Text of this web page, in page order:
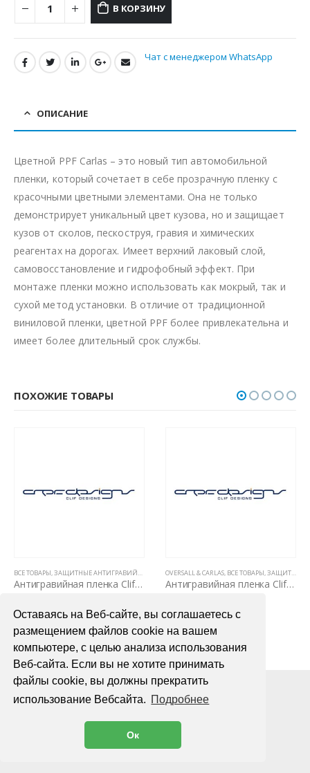
Оставаясь на Веб-сайте, вы соглашаетесь с
размещением файлов cookie на вашем
компьютере, с целью анализа использования
Веб-сайта. Если вы не хотите принимать
файлы cookie, вы должны прекратить
использование Вебсайта. Подробнее
Ок
В КОРЗИНУ
Чат с менеджером WhatsApp
ОПИСАНИЕ
Цветной PPF Carlas – это новый тип автомобильной
пленки, который сочетает в себе прозрачную пленку с
красочными цветными элементами. Она не только
демонстрирует уникальный цвет кузова, но и защищает
кузов от сколов, пескоструя, гравия и химических
реагентах на дорогах. Имеет верхний лаковый слой,
самовосстановление и гидрофобный эффект. При
монтаже пленки можно использовать как мокрый, так и
сухой метод установки. В отличие от традиционной
виниловой пленки, цветной PPF более привлекательна и
имеет более длительный срок службы.
ПОХОЖИЕ ТОВАРЫ
PPF (5 ЛЕТ, НЕ ВИДНЫ НА КУЗОВЕ),OVERSALL & CARLAS
ЗАЩИТНЫЕ АНТИГРАВИЙНЫЕ ПЛЕНКИ ДЛЯ АВТОМОБИЛЯ
ВСЕ ТОВАРЫ,ЗАЩИТНЫЕ АНТИГРАВИЙНЫЕ ПЛЕНКИ ДЛЯ АВТОМОБИЛЯ ,ПОЛИУРЕТАНОВЫЕ
Антигравийная пленка Clif Designs CARBON 1,52х10м
В КОРЗИНУ
OVERSALL & CARLAS, ВСЕ ТОВАРЫ,ЗАЩИТНЫЕ АНТИГРАВИЙНЫЕ ПЛЕНКИ ДЛЯ АВТОМОБИЛЯ
Антигравийная пленка Clif Designs CHAMELEON PPF 1,52х15м
В КОРЗИНУ